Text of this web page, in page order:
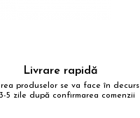
Livrare rapidă
produselor se va face în decurs
5 zile după confirmarea comenzii